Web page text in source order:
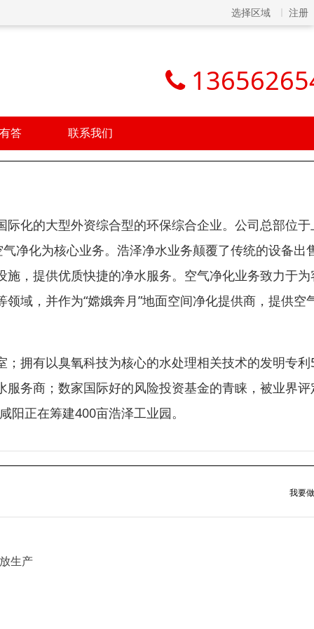
选择区域 注册
答 联系我们
化的大型外资综合型的环保综合企业。公司总部位于
净化为核心业务。浩泽净水业务颠覆了传统的设备出
，提供优质快捷的净水服务。空气净化业务致力于为
域，并作为“嫦娥奔月”地面空间净化提供商，提供空
拥有以臭氧科技为核心的水处理相关技术的发明专利
务商；数家国际好的风险投资基金的青睐，被业界评
阳正在筹建400亩浩泽工业园。
我要
生产